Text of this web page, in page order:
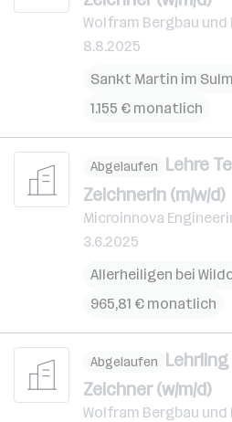
Wolfram Bergbau und
8.8.2025
Sankt Martin im
1.155 € monatlich
Abgelaufen Lehre
ZeichnerIn (m/w/d)
Microinnova
3.6.2025
Allerheiligen bei
965,81 € monatlich
Abgelaufen
Zeichner (w/m/d)
Wolfram Bergbau und